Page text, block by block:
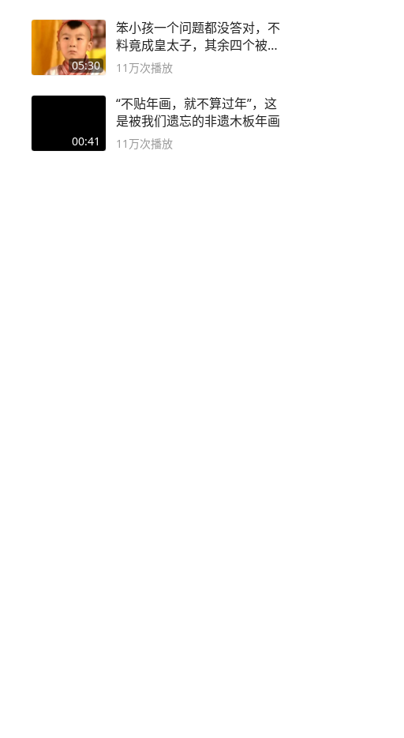
05:30
笨小孩一个问题都没答对，不
料竟成皇太子，其余四个被处
死
11万次播放
00:41
“不贴年画，就不算过年”，这
是被我们遗忘的非遗木板年画
11万次播放